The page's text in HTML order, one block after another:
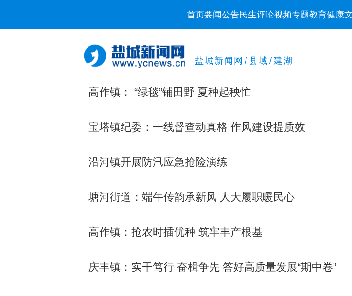
首页要闻公告民生评论视频专题教育健康
盐城新闻网 / 县域 / 建湖
高作镇： “绿毯”铺田野 夏种起秧忙
宝塔镇纪委：一线督查动真格 作风建设提质效
沿河镇开展防汛应急抢险演练
塘河街道：端午传韵承新风 人大履职暖民心
高作镇：抢农时插优种 筑牢丰产根基
庆丰镇：实干笃行 奋楫争先 答好高质量发展“期中卷”